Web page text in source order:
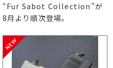
“Fur Sabot Collection”が
8月より順次登場。